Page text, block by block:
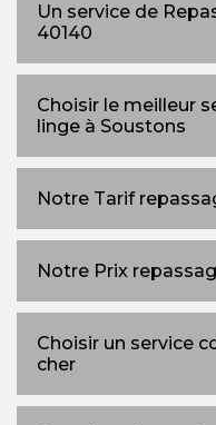
Un service de
40140
Choisir le meilleur
linge à Soustons
Notre Tarif
Notre Prix
Choisir un service
cher